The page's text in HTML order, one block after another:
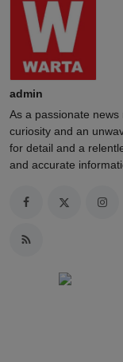
admin
As a passionate
curiosity and an
for detail and a
and accurate